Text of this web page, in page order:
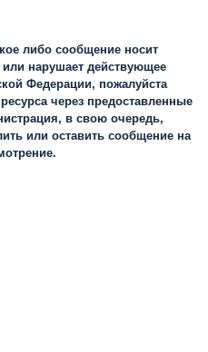
либо сообщение носит
нарушает действующее
Федерации, пожалуйста
через предоставленные
в свою очередь,
или оставить сообщение на